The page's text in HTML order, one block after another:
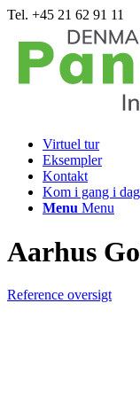
Tel. +45 21 62 91 11
Virtuel tur
Eksempler
Kontakt
Kom i gang i
Menu Menu
Aarhus
Reference oversigt